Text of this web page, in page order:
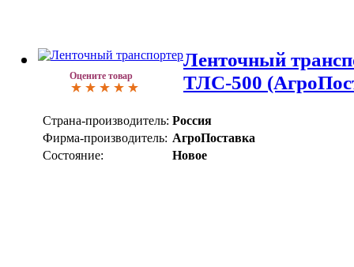
Оцените товар
Ленточный
ТЛС-500
Страна-производитель: Россия
Фирма-производитель: АгроПоставка
Состояние:
Новое